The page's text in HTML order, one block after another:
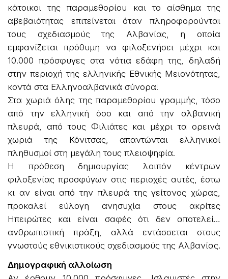
κάτοικοι της παραμεθορίου και το αίσθημα της
αβεβαιότητας επιτείνεται όταν πληροφορούνται
τους σχεδιασμούς της Αλβανίας, η οποία
εμφανίζεται πρόθυμη να φιλοξενήσει μέχρι και
10.000 πρόσφυγες στα νότια εδάφη της, δηλαδή
στην περιοχή της ελληνικής Εθνικής Μειονότητας,
κοντά στα Ελληνοαλβανικά σύνορα!
Στα χωριά όλης της παραμεθορίου γραμμής, τόσο
από την ελληνική όσο και από την αλβανική
πλευρά, από τους Φιλιάτες και μέχρι τα ορεινά
χωριά της Κόνιτσας, απαντώνται ελληνικοί
πληθυσμοί στη μεγάλη τους πλειοψηφία.
Η πρόθεση δημιουργίας λοιπόν κέντρων
φιλοξενίας προσφύγων στις περιοχές αυτές, έστω
κι αν είναι από την πλευρά της γείτονος χώρας,
προκαλεί εύλογη ανησυχία στους ακρίτες
Ηπειρώτες και είναι σαφές ότι δεν αποτελεί…
ανθρωπιστική πράξη, αλλά εντάσσεται στους
γνωστούς εθνικιστικούς σχεδιασμούς της Αλβανίας.
Δημογραφική αλλοίωση